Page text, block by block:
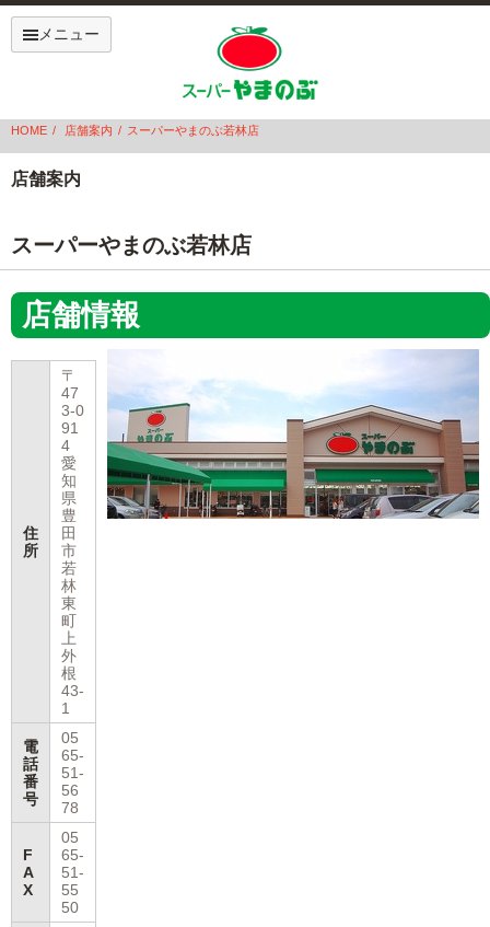
メニュー
HOME 店舗案内 スーパーやまのぶ若林店
店舗案内
スーパーやまのぶ若林店
店舗情報
住
所
〒
47
3-0
91
4
愛
知
県
豊
田
市
若
林
東
町
上
外
根
43-
1
電
話
番
号
05
65-
51-
56
78
F
A
X
05
65-
51-
55
50